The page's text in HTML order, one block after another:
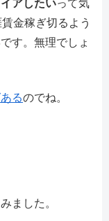
アしたいって気
金稼ぎ切るよう
す。無理でしょ
るのでね。
ました。